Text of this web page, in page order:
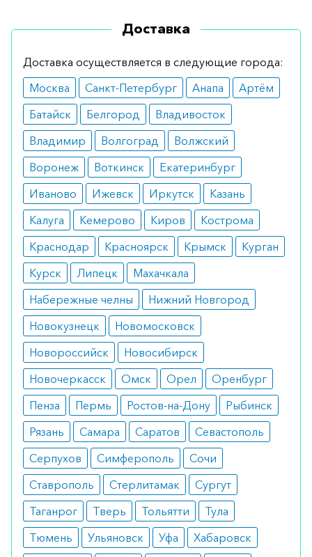
благодаря одновременному механическому и
Показания
Curaprox Hydrosonic рекомендуется для
ежедневной чистки ротовой полости.
Устройство отлично подходит пациентам с
оголенными зубными шейками, десневыми
карманами и повышенной чувствительностью
эмали. Допускается применение при наличии
мостовидных протезов, имплантатов, коронок,
брекет-систем и виниров.
Противопоказания
Перед использованием звуковой щетки следует
проконсультироваться со стоматологом.
Побочные эффекты
В случае следования инструкции производителя
по применению щетки нежелательных реакций
не возникает. Инновационная щетка бережно
обрабатывает ткани зубов и десна, не вызывая
повреждений и дискомфорта.
Режим дозирования
Перед чисткой зубов необходимо выставить
подходящий режим: Start, Clean или Smile. Через
Доставка
Доставка осуществляется в следующие города:
Москва
Санкт-Петербург Анапа
Артём
Батайск
Белгород
Владивосток
Владимир
Волгоград
Волжский
Воронеж
Воткинск
Екатеринбург
Иваново
Ижевск Иркутск
Казань
Калуга
Кемерово Киров
Кострома
Краснодар
Красноярск Крымск
Курган
Курск
Липецк
Махачкала
Набережные челны
Нижний Новгород
Новокузнецк
Новомосковск
Новороссийск
Новосибирск
Новочеркасск
Омск Орел
Оренбург
Пенза
Пермь Ростов-на-Дону
Рыбинск
Рязань
Самара Саратов
Севастополь
Серпухов
Симферополь
Сочи
Ставрополь
Стерлитамак
Сургут
Таганрог
Тверь Тольятти
Тула
Тюмень
Ульяновск Уфа
Хабаровск